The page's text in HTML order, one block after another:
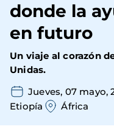
donde la
en futuro
Un viaje al corazón
Unidas.
Jueves, 07 mayo,
Etiopía
África